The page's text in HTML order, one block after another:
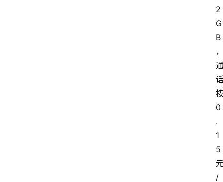
2
G
B
，
通
话
按
0
.
1
5
元
/